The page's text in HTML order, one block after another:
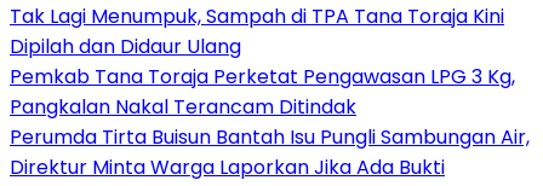
Tak Lagi Menumpuk, Sampah di TPA Tana Toraja Kini
Dipilah dan Didaur Ulang
Pemkab Tana Toraja Perketat Pengawasan LPG 3 Kg,
Pangkalan Nakal Terancam Ditindak
Perumda Tirta Buisun Bantah Isu Pungli Sambungan Air,
Direktur Minta Warga Laporkan Jika Ada Bukti